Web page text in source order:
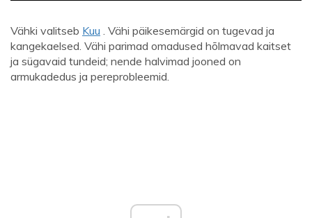
Vähki valitseb Kuu . Vähi päikesemärgid on tugevad ja
kangekaelsed. Vähi parimad omadused hõlmavad kaitset
ja sügavaid tundeid; nende halvimad jooned on
armukadedus ja pereprobleemid.